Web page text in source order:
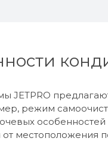
JETPRO
режим
особенностей
местоположения